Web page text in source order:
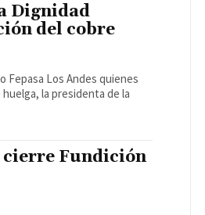
Dignidad
del cobre
Fepasa Los Andes quienes
la presidenta de la
cierre Fundición